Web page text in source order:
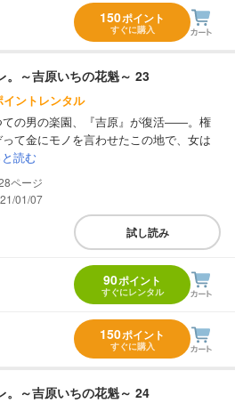
150ポイント
すぐに購入
。～吉原いちの花魁～ 23
イントレンタル
ての男の楽園、『吉原』が復活――。権
て金にモノを言わせたこの地で、女は
読む
01/07
試し読み
90ポイント
すぐにレンタル
150ポイント
すぐに購入
。～吉原いちの花魁～ 24